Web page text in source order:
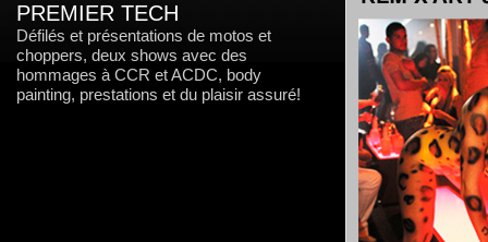
PREMIER TECH
Défilés et présentations de motos et
choppers, deux shows avec des
hommages à CCR et ACDC, body
painting, prestations et du plaisir assuré!